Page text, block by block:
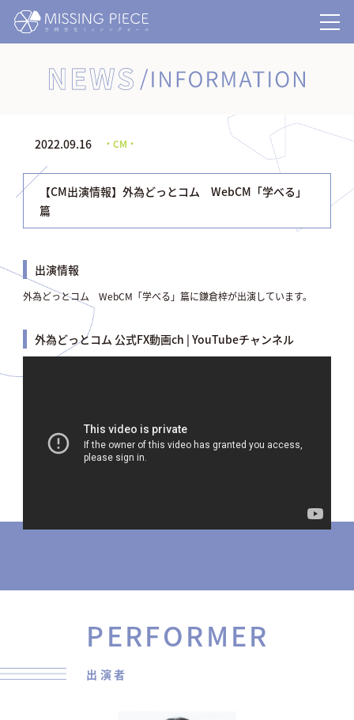
NEWS/INFORMATION
2022.09.16 ・CM・
【CM出演情報】外為どっとコム WebCM「学べる」
篇
出演情報
外為どっとコム WebCM「学べる」篇に鎌倉梓が出演しています。
外為どっとコム 公式FX動画ch | YouTubeチャンネル
PERFORMER
出演者